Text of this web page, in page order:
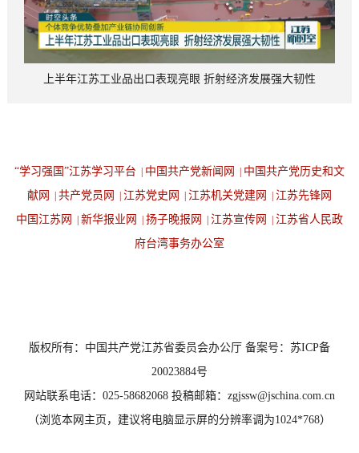
上半年江苏工业品出口表现亮眼 折射经济发展强大韧性
“学习强国”江苏学习平台 中国共产党新闻网
中国共产党历史和文
献网
共产党员网 江苏党史网 江苏机关党建网
江苏先锋网
中国江苏网
新华报业网 扬子晚报网 江苏宣传网
江苏省人民政
府台湾事务办公室
版权所有：中国共产党江苏省委员会办公厅 备案号：苏ICP备
20023884号
网站联系电话：025-58682068 投稿邮箱：zgjssw@jschina.com.cn
（浏览本网主页，建议将电脑显示屏的分辨率调为1024*768）